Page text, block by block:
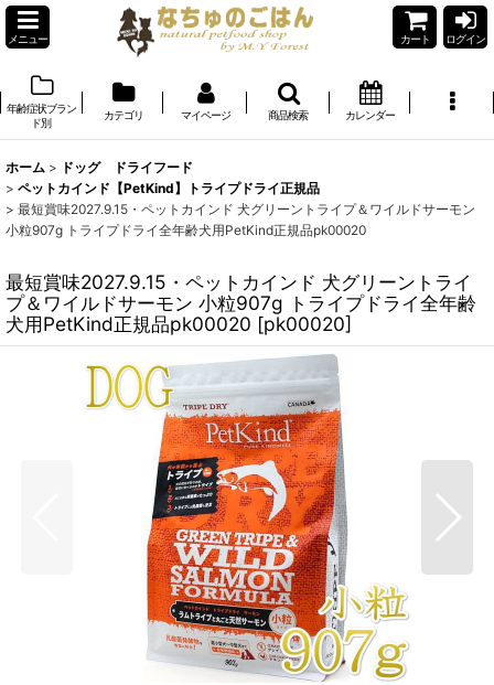
メニュー カート ログイン
年齢症状ブラン
ド別
カテゴリ マイページ 商品検索 カレンダー
ホーム > ドッグ ドライフード
> ペットカインド【PetKind】トライプドライ正規品
> 最短賞味2027.9.15・ペットカインド 犬グリーントライプ＆ワイルドサーモン
小粒907g トライプドライ全年齢犬用PetKind正規品pk00020
最短賞味2027.9.15・ペットカインド 犬グリーントライ
プ＆ワイルドサーモン 小粒907g トライプドライ全年齢
犬用PetKind正規品pk00020 [pk00020]